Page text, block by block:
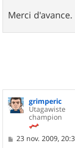
Merci d'avance.
grimperic
Utagawiste
champion
M
23 nov. 2009,